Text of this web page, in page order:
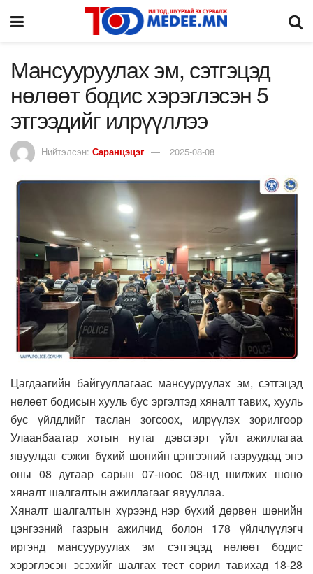
Мансууруулах эм, сэтгэцэд
нөлөөт бодис хэрэглэсэн 5
этгээдийг илрүүллээ
Нийтэлсэн: Саранцэцэг 2025-08-08
Цагдаагийн байгууллагаас мансууруулах эм, сэтгэцэд
нөлөөт бодисын хууль бус эргэлтэд хяналт тавих, хууль
бус үйлдлийг таслан зогсоох, илрүүлэх зорилгоор
Улаанбаатар хотын нутаг дэвсгэрт үйл ажиллагаа
явуулдаг сэжиг бүхий шөнийн цэнгээний газруудад энэ
оны 08 дугаар сарын 07-ноос 08-нд шилжих шөнө
хяналт шалгалтын ажиллагааг явууллаа.
Хяналт шалгалтын хүрээнд нэр бүхий дөрвөн шөнийн
цэнгээний газрын ажилчид болон 178 үйлчлүүлэгч
иргэнд мансууруулах эм сэтгэцэд нөлөөт бодис
хэрэглэсэн эсэхийг шалгах тест сорил тавихад 18-28